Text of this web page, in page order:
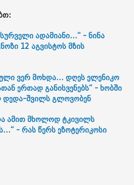
ადამიანი...“ - ნინა
12 აგვისტოს მზის
ვერ მოხდა... დღეს ელენიკო
ერთად განისვენებს“ - ხობში
შვილს გლოვობენ
ამით მხოლოდ ტკივილს
- რას წერს ეზოტერიკოსი